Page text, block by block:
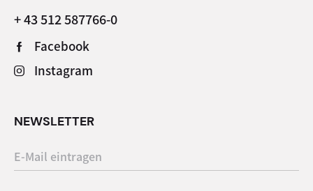
+ 43 512 587766-0
Facebook
Instagram
NEWSLETTER